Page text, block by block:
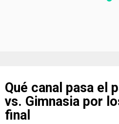
Qué canal pasa el
vs. Gimnasia por
final